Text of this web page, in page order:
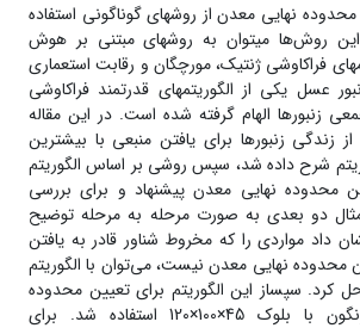
نهایی معدن از روش­های گوناگونی استفاده
روش‌ها می­توان به روش­های مبتنی بر هوش
فراکاوشی ژنتیک، مورچگان و رقابت استعماری
عسل یکی از الگوریتم­های قدرتمند فراکاوشی
زنبورها الهام گرفته شده است. در این مقاله
زندگی زنبورها برای یافتن منبعی با بیشترین
شرح داده شد، سپس روشی بر اساس الگوریتم
محدوده‌ نهایی معدن پیشنهاد و برای بررسی
دو بعدی به صورت مرحله به مرحله توضیح
داد مواردی را که مخروط شناور قادر به یافتن
محدوده‌ نهایی معدن نیست، می‌توان با الگوریتم
کرد. سپساز این الگوریتم برای تعیین محدوده‌
نهایی در معدن سونگون با بلوک 45×100×120 استفاده شد. برای